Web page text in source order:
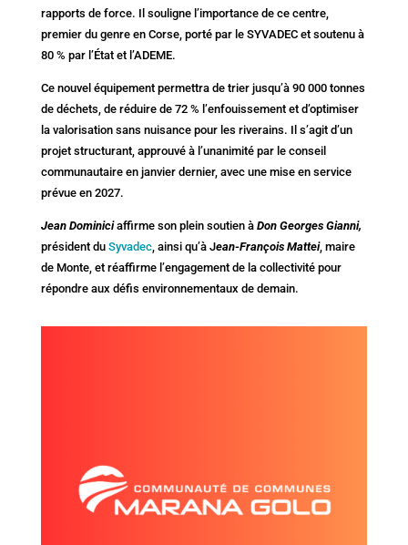
rapports de force. Il souligne l’importance de ce centre,
premier du genre en Corse, porté par le SYVADEC et soutenu à
80 % par l’État et l’ADEME.
Ce nouvel équipement permettra de trier jusqu’à 90 000 tonnes
de déchets, de réduire de 72 % l’enfouissement et d’optimiser
la valorisation sans nuisance pour les riverains. Il s’agit d’un
projet structurant, approuvé à l’unanimité par le conseil
communautaire en janvier dernier, avec une mise en service
prévue en 2027.
Jean Dominiciaffirme son plein soutien à Don Georges Gianni,
président du Syvadec, ainsi qu’à Jean-François Mattei, maire
de Monte, et réaffirme l’engagement de la collectivité pour
répondre aux défis environnementaux de demain.